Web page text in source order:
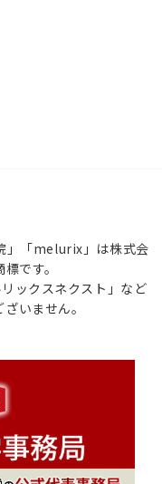
」「melurix」は株式会
です。
ックスネクスト」など
いません。